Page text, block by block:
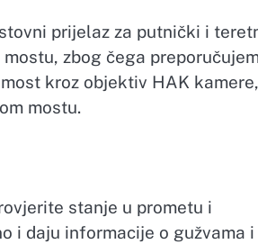
prijelaz za putnički i
zbog čega
kroz objektiv HAK
mostu.
stanje u prometu i
i daju informacije o gužvama i